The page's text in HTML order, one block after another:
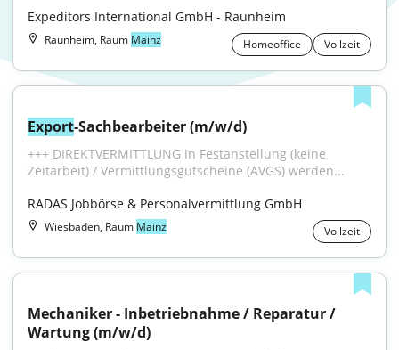
Expeditors International GmbH - Raunheim
Raunheim, Raum Mainz Homeoffice Vollzeit
Export-Sachbearbeiter (m/w/d)
+++ DIREKTVERMITTLUNG in Festanstellung (keine
Zeitarbeit) / Vermittlungsgutscheine (AVGS) werden...
RADAS Jobbörse & Personalvermittlung GmbH
Wiesbaden, Raum Mainz Vollzeit
Mechaniker - Inbetriebnahme / Reparatur /
Wartung (m/w/d)